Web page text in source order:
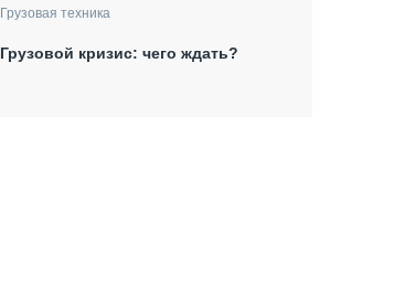
Грузовая техника
Грузовой кризис: чего ждать?